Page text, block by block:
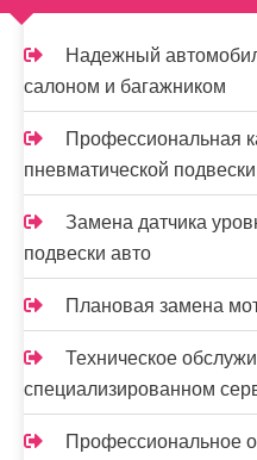
Надежный
салоном и багажником
Профессиональная
пневматической
Замена датчика
подвески авто
Плановая замена
Техническое
специализированном
Профессиональное